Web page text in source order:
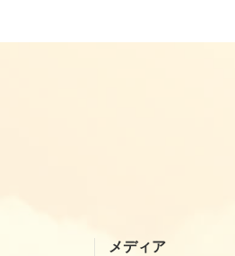
メディア